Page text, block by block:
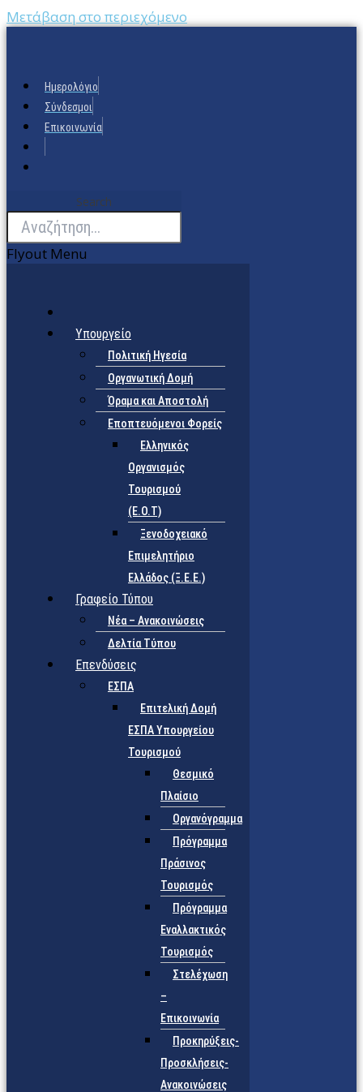
Μετάβαση στο περιεχόμενο
Ημερολόγιο
Σύνδεσμοι
Επικοινωνία
Search
Flyout Menu
Υπουργείο
Πολιτική Ηγεσία
Οργανωτική Δομή
Όραμα και Αποστολή
Εποπτευόμενοι Φορείς
Eλληνικός
Οργανισμός
Τουρισμού
(Ε.Ο.Τ)
Ξενοδοχειακό
Επιμελητήριο
Ελλάδος (Ξ.Ε.Ε.)
Γραφείο Τύπου
Νέα – Ανακοινώσεις
Δελτία Τύπου
Επενδύσεις
ΕΣΠΑ
Επιτελική Δομή
ΕΣΠΑ Υπουργείου
Τουρισμού
Θεσμικό
Πλαίσιο
Οργανόγραμμα
Πρόγραμμα
Πράσινος
Τουρισμός
Πρόγραμμα
Εναλλακτικός
Τουρισμός
Στελέχωση
–
Επικοινωνία
Προκηρύξεις-
Προσκλήσεις-
Ανακοινώσεις